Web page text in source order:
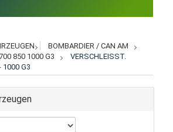
BOMBARDIER / CAN AM
850 1000 G3
VERSCHLEISST.
G3